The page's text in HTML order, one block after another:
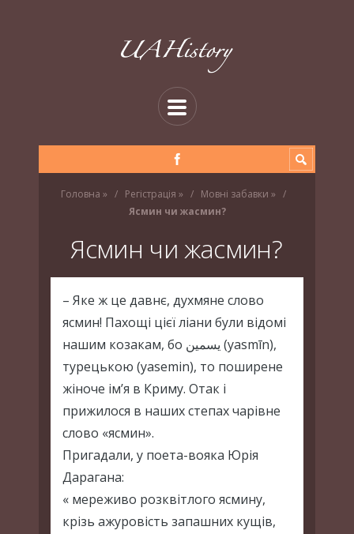
Головна » Регістрація » Мовні забавки »
Ясмин чи жасмин?
Ясмин чи жасмин?
– Яке ж це давнє, духмяне слово
ясмин! Пахощі цієї ліани були відомі
нашим козакам, бо يسمين (yasmīn),
турецькою (yasemin), то поширене
жіноче ім’я в Криму. Отак і
прижилося в наших степах чарівне
слово «ясмин».
Пригадали, у поета-вояка Юрія
Дарагана:
« мереживо розквітлого ясмину,
крізь ажуровість запашних кущів,